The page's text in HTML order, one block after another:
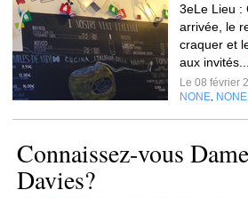
3eLe Lieu :
arrivée, le
craquer et
aux invités...
Le 08 février
NONE NONE
Connaissez-vous
Davies?